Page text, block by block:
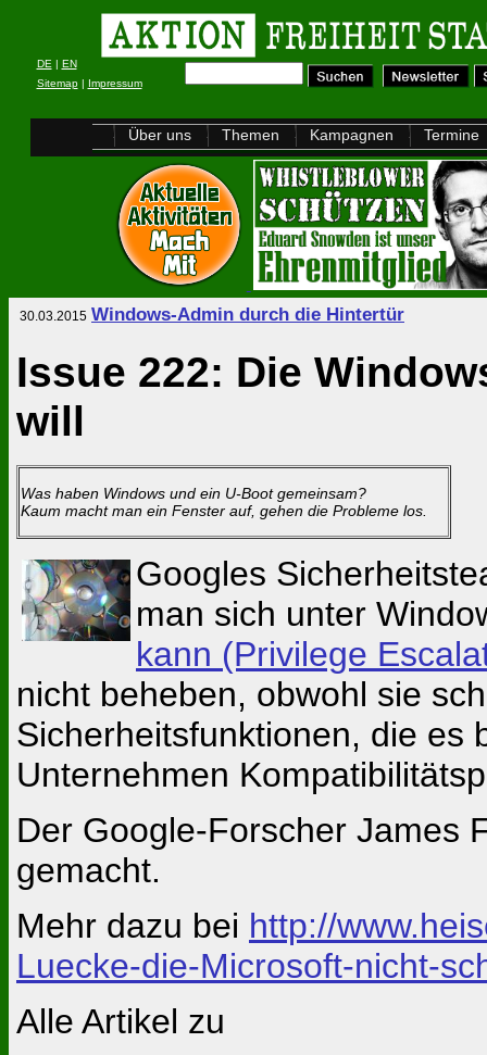
DE | EN
Sitemap| Impressum
Über uns Themen Kampagnen Termine
30.03.2015 Windows-Admin durch die Hintertür
Issue 222: Die
will
Was haben Windows und ein U-Boot gemeinsam?
Kaum macht man ein Fenster auf, gehen die Probleme los.
Googles
man sich unter
kann (Privilege
nicht beheben, obwohl sie
Sicherheitsfunktionen, die es
Unternehmen
Der Google-Forscher James
gemacht.
Mehr dazu bei http://
Luecke-die-Microsoft-nicht-
Alle Artikel zu